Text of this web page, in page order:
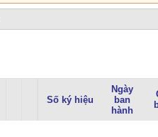
Số ký hiệu
Ngày
ban
hành